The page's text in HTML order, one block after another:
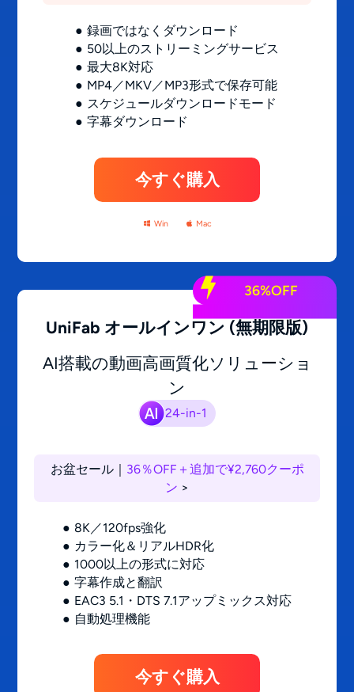
録画ではなくダウンロード
50以上のストリーミングサービス
最大8K対応
MP4／MKV／MP3形式で保存可能
スケジュールダウンロードモード
字幕ダウンロード
今すぐ購入
Win Mac
UniFab オールインワン (無期限版)
AI搭載の動画高画質化ソリューショ
ン
24-in-1
お盆セール｜ 36％OFF＋追加で¥2,760クーポ
ン >
36%OFF
8K／120fps強化
カラー化＆リアルHDR化
1000以上の形式に対応
字幕作成と翻訳
EAC3 5.1・DTS 7.1アップミックス対応
自動処理機能
今すぐ購入